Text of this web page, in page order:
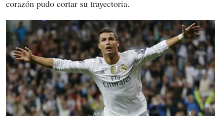
corazón pudo cortar su trayectoria.
X
X
X
X